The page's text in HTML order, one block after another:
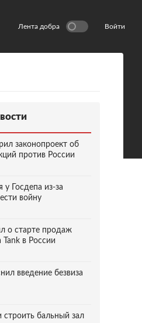
Лента добра Войти
законопроект об
против России
у Госдепа из-за
войну
о старте продаж
Tank в России
введение безвиза
строить бальный зал